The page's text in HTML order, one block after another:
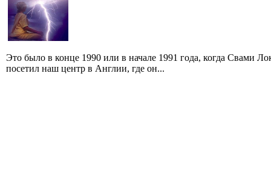
Это было в конце 1990 или в начале 1991 года, когда Свами
посетил наш центр в Англии, где он...